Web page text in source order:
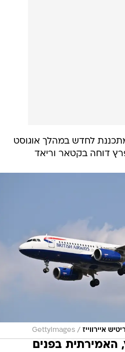
מתכננת לחדש במהלך אוגוסט
דוחה בקטאר וריאד
איירווייז /
GettyImages
האמירתית בפנים